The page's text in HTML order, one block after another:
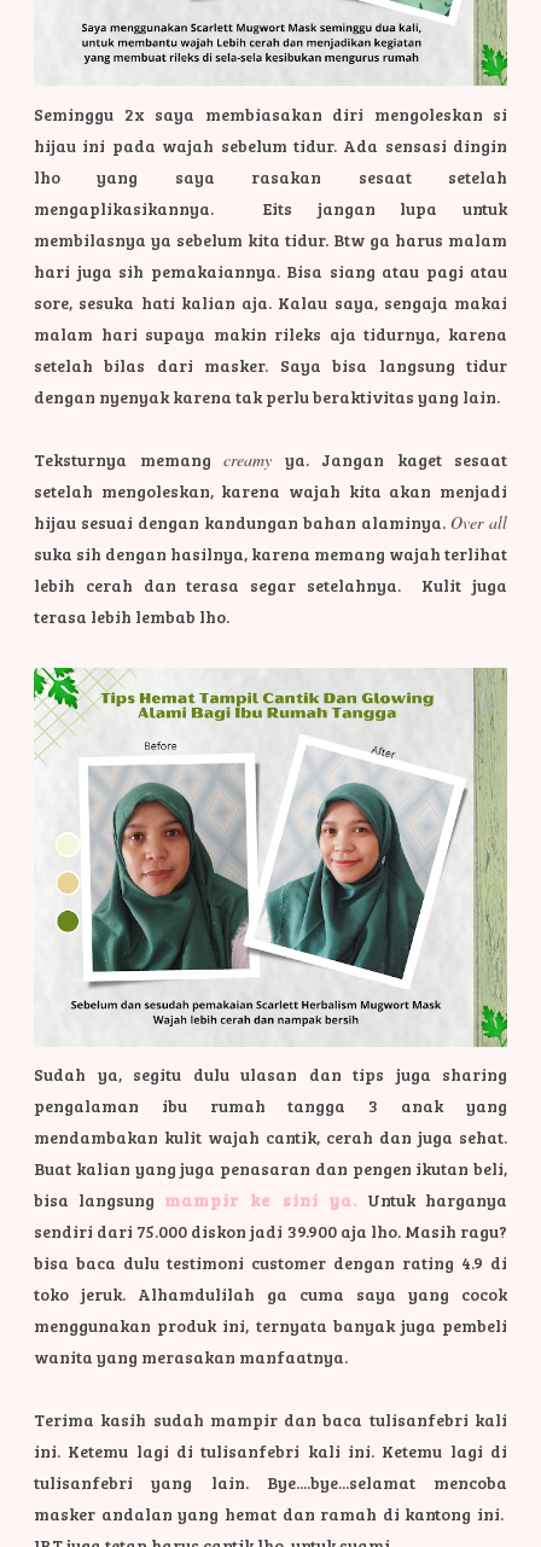
Seminggu 2x saya membiasakan diri mengoleskan si
hijau ini pada wajah sebelum tidur. Ada sensasi dingin
lho yang saya rasakan sesaat setelah
mengaplikasikannya. Eits jangan lupa untuk
membilasnya ya sebelum kita tidur. Btw ga harus malam
hari juga sih pemakaiannya. Bisa siang atau pagi atau
sore, sesuka hati kalian aja. Kalau saya, sengaja makai
malam hari supaya makin rileks aja tidurnya, karena
setelah bilas dari masker. Saya bisa langsung tidur
dengan nyenyak karena tak perlu beraktivitas yang lain.
Teksturnya memang creamy ya. Jangan kaget sesaat
setelah mengoleskan, karena wajah kita akan menjadi
hijau sesuai dengan kandungan bahan alaminya. Over all
suka sih dengan hasilnya, karena memang wajah terlihat
lebih cerah dan terasa segar setelahnya. Kulit juga
terasa lebih lembab lho.
Sudah ya, segitu dulu ulasan dan tips juga sharing
pengalaman ibu rumah tangga 3 anak yang
mendambakan kulit wajah cantik, cerah dan juga sehat.
Buat kalian yang juga penasaran dan pengen ikutan beli,
bisa langsung mampir ke sini ya. Untuk harganya
sendiri dari 75.000 diskon jadi 39.900 aja lho. Masih ragu?
bisa baca dulu testimoni customer dengan rating 4.9 di
toko jeruk. Alhamdulilah ga cuma saya yang cocok
menggunakan produk ini, ternyata banyak juga pembeli
wanita yang merasakan manfaatnya.
Terima kasih sudah mampir dan baca tulisanfebri kali
ini. Ketemu lagi di tulisanfebri kali ini. Ketemu lagi di
tulisanfebri yang lain. Bye....bye...selamat mencoba
masker andalan yang hemat dan ramah di kantong ini.